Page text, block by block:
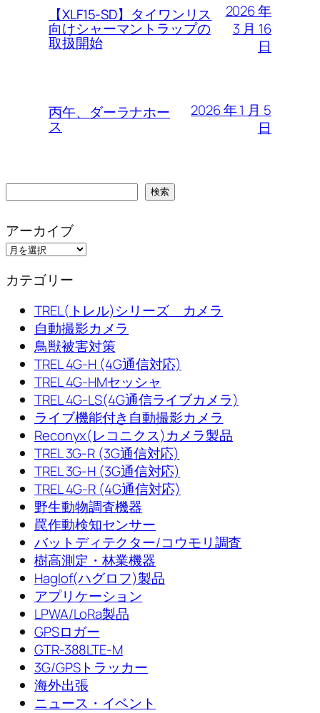
【XLF15-SD】タイワンリス
向けシャーマントラップの
取扱開始
2026 年
3 月 16
日
丙午、ダーラナホー
ス
2026 年 1 月 5
日
検索
アーカイブ
カテゴリー
TREL(トレル)シリーズ カメラ
自動撮影カメラ
鳥獣被害対策
TREL 4G-H (4G通信対応)
TREL 4G-HMセッシャ
TREL 4G-LS(4G通信ライブカメラ)
ライブ機能付き自動撮影カメラ
Reconyx(レコニクス)カメラ製品
TREL 3G-R (3G通信対応)
TREL 3G-H (3G通信対応)
TREL 4G-R (4G通信対応)
野生動物調査機器
罠作動検知センサー
バットディテクター/コウモリ調査
樹高測定・林業機器
Haglof(ハグロフ)製品
アプリケーション
LPWA/LoRa製品
GPSロガー
GTR-388LTE-M
3G/GPSトラッカー
海外出張
ニュース・イベント